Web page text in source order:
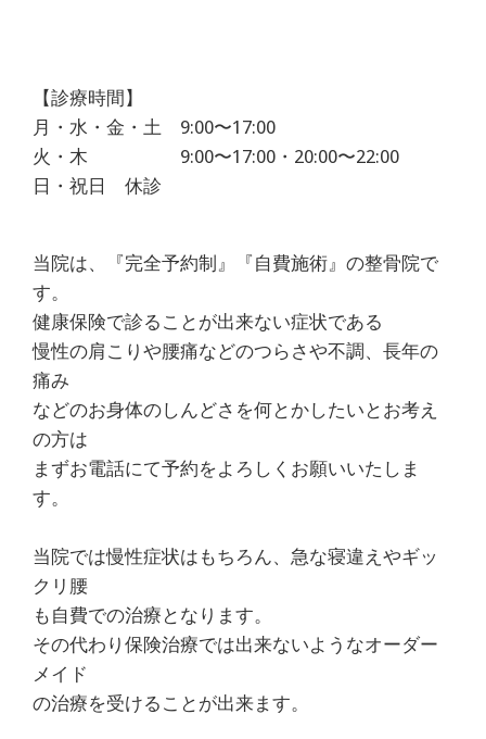
骨
院
【診療時間】
月・水・金・土 9:00〜17:00
火・木 9:00〜17:00・20:00〜22:00
日・祝日 休診
当院は、『完全予約制』『自費施術』の整骨院で
す。
健康保険で診ることが出来ない症状である
慢性の肩こりや腰痛などのつらさや不調、長年の
痛み
などのお身体のしんどさを何とかしたいとお考え
の方は
まずお電話にて予約をよろしくお願いいたしま
す。
当院では慢性症状はもちろん、急な寝違えやギッ
クリ腰
も自費での治療となります。
その代わり保険治療では出来ないようなオーダー
メイド
の治療を受けることが出来ます。